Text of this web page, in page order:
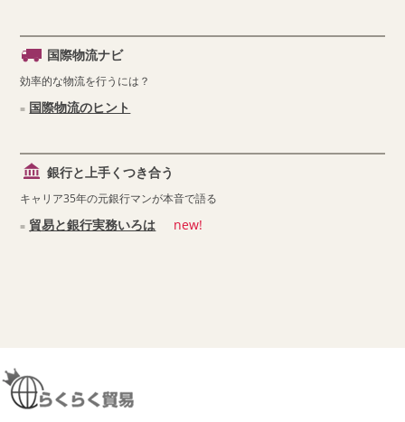
国際物流ナビ
効率的な物流を行うには？
国際物流のヒント
銀行と上手くつき合う
キャリア35年の元銀行マンが本音で語る
貿易と銀行実務いろは new!